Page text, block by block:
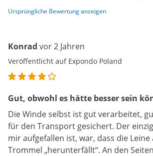
Ursprüngliche Bewertung anzeigen
Konrad vor 2 Jahren
Veröffentlicht auf Expondo Poland
Gut, obwohl es hätte besser sein
Die Winde selbst ist gut verarbeitet,
für den Transport gesichert. Der
mir aufgefallen ist, war, dass die
Trommel „herunterfällt“. An den